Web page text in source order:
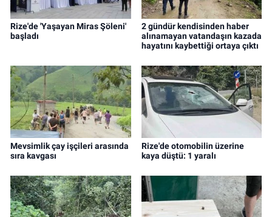
Rize'de 'Yaşayan Miras Şöleni'
başladı
2 gündür kendisinden haber
alınamayan vatandaşın kazada
hayatını kaybettiği ortaya çıktı
Mevsimlik çay işçileri arasında
sıra kavgası
Rize'de otomobilin üzerine
kaya düştü: 1 yaralı